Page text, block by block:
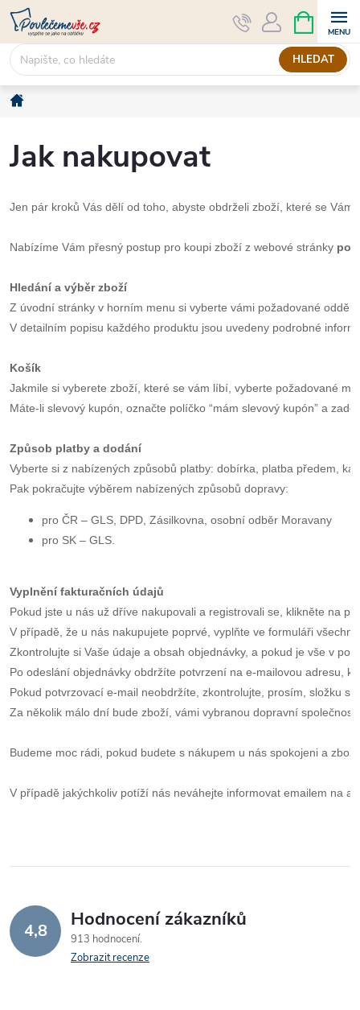
Přejít
obsah
HLEDAT
NÁKUPNÍ
KOŠÍK
Domů
Jak nakupovat
Jen pár kroků Vás dělí od toho, abyste obdrželi zboží, které se
Nabízíme Vám přesný postup pro koupi zboží z webové stránky
Hledání a výběr zboží
Z úvodní stránky v horním menu si vyberte vámi požadované
V detailním popisu každého produktu jsou uvedeny podrobné
Košík
Jakmile si vyberete zboží, které se vám líbí, vyberte požadované
Máte-li slevový kupón, označte políčko “mám slevový kupón” a
Způsob platby a dodání
Vyberte si z nabízených způsobů platby: dobírka, platba předem,
Pak pokračujte výběrem nabízených způsobů dopravy:
pro ČR – GLS, DPD, Zásilkovna, osobní odběr Moravany
pro SK – GLS.
Vyplnění fakturačních údajů
Pokud jste u nás už dříve nakupovali a registrovali se, klikněte na
V případě, že u nás nakupujete poprvé, vyplňte ve formuláři
Zkontrolujte si Vaše údaje a obsah objednávky, a pokud je vše v
Po odeslání objednávky obdržíte potvrzení na e-mailovou adresu,
Pokud potvrzovací e-mail neobdržíte, zkontrolujte, prosím, složku
Za několik málo dní bude zboží, vámi vybranou dopravní
Budeme moc rádi, pokud budete s nákupem u nás spokojeni a
V případě jakýchkoliv potíží nás neváhejte informovat emailem na
4,8 Hodnocení zákazníků
913 hodnocení
Zobrazit recenze